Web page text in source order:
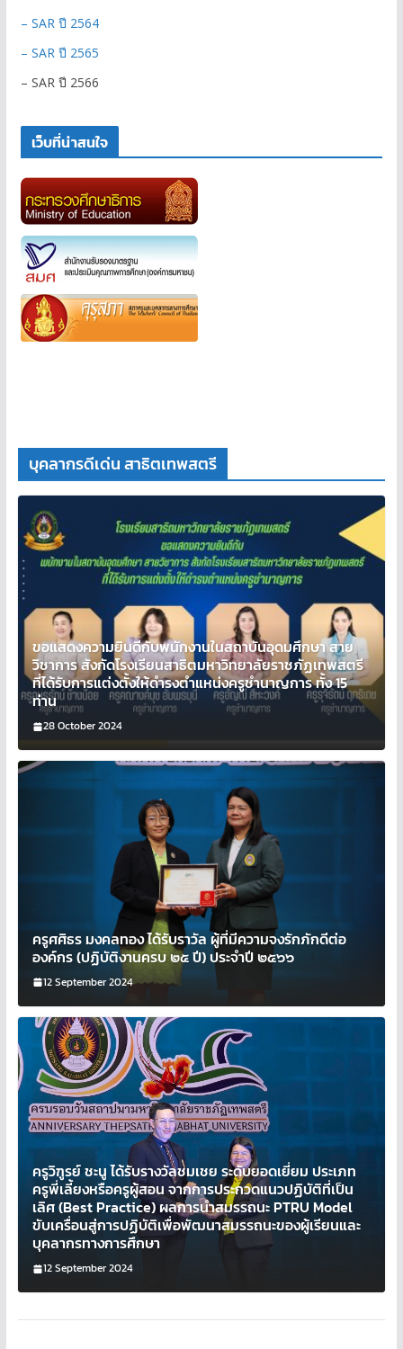
– SAR ปี 2564
– SAR ปี 2565
– SAR ปี 2566
เว็บที่น่าสนใจ
บุคลากรดีเด่น สาธิตเทพสตรี
ขอแสดงความยินดีกับพนักงานในสถาบันอุดมศึกษา สาย
วิชาการ สังกัดโรงเรียนสาธิตมหาวิทยาลัยราชภัฏเทพสตรี
ที่ได้รับการแต่งตั้งให้ดำรงตำแหน่งครูชำนาญการ ทั้ง 15
ท่าน
28 October 2024
ครูศศิธร มงคลทอง ได้รับราวัล ผู้ที่มีความจงรักภักดีต่อ
องค์กร (ปฏิบัติงานครบ ๒๕ ปี) ประจำปี ๒๕๖๖
12 September 2024
ครูวิฑูรย์ ชะนู ได้รับรางวัลชมเชย ระดับยอดเยี่ยม ประเภท
ครูพี่เลี้ยงหรือครูผู้สอน จากการประกวดแนวปฏิบัติที่เป็น
เลิศ (Best Practice) ผลการนำสมรรถนะ PTRU Model
ขับเครื่อนสู่การปฏิบัติเพื่อพัฒนาสมรรถนะของผู้เรียนและ
บุคลากรทางการศึกษา
12 September 2024